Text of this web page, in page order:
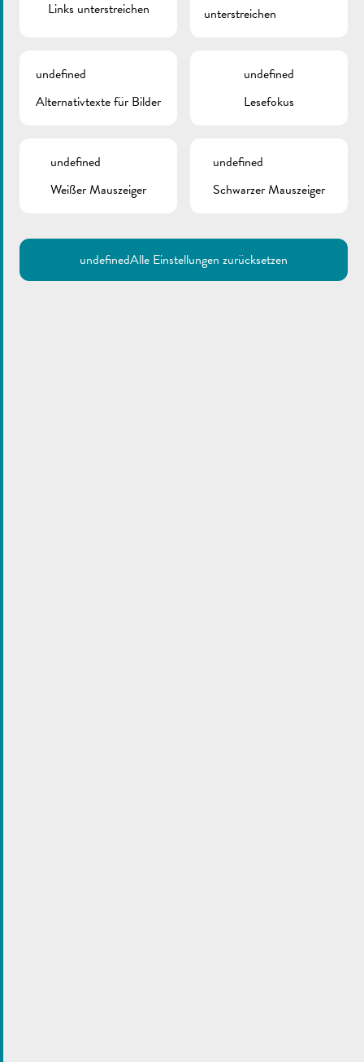
Links unterstreichen
unterstreichen
undefined
Alternativtexte für Bilder
undefined
Lesefokus
undefined
Weißer Mauszeiger
undefined
Schwarzer Mauszeiger
undefinedAlle Einstellungen zurücksetzen